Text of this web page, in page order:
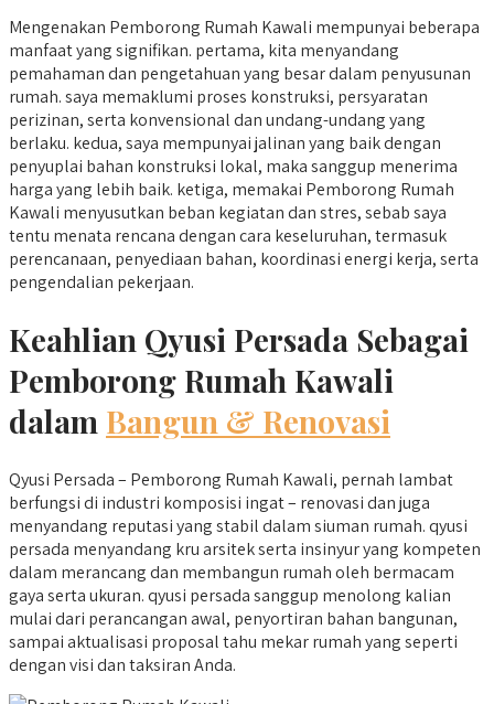
Mengenakan Pemborong Rumah Kawali mempunyai beberapa
manfaat yang signifikan. pertama, kita menyandang
pemahaman dan pengetahuan yang besar dalam penyusunan
rumah. saya memaklumi proses konstruksi, persyaratan
perizinan, serta konvensional dan undang-undang yang
berlaku. kedua, saya mempunyai jalinan yang baik dengan
penyuplai bahan konstruksi lokal, maka sanggup menerima
harga yang lebih baik. ketiga, memakai Pemborong Rumah
Kawali menyusutkan beban kegiatan dan stres, sebab saya
tentu menata rencana dengan cara keseluruhan, termasuk
perencanaan, penyediaan bahan, koordinasi energi kerja, serta
pengendalian pekerjaan.
Keahlian Qyusi Persada Sebagai
Pemborong Rumah Kawali
dalam Bangun & Renovasi
Qyusi Persada – Pemborong Rumah Kawali, pernah lambat
berfungsi di industri komposisi ingat – renovasi dan juga
menyandang reputasi yang stabil dalam siuman rumah. qyusi
persada menyandang kru arsitek serta insinyur yang kompeten
dalam merancang dan membangun rumah oleh bermacam
gaya serta ukuran. qyusi persada sanggup menolong kalian
mulai dari perancangan awal, penyortiran bahan bangunan,
sampai aktualisasi proposal tahu mekar rumah yang seperti
dengan visi dan taksiran Anda.